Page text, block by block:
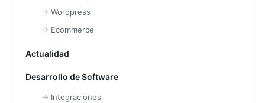
Wordpress
Ecommerce
Actualidad
Desarrollo de Software
Integraciones